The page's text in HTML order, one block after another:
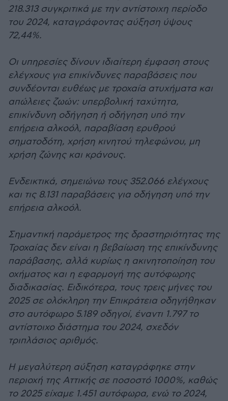
218.313 συγκριτικά με την αντίστοιχη περίοδο
του 2024, καταγράφοντας αύξηση ύψους
72,44%.
Οι υπηρεσίες δίνουν ιδιαίτερη έμφαση στους
ελέγχους για επικίνδυνες παραβάσεις που
συνδέονται ευθέως με τροχαία ατυχήματα και
απώλειες ζωών: υπερβολική ταχύτητα,
επικίνδυνη οδήγηση ή οδήγηση υπό την
επήρεια αλκοόλ, παραβίαση ερυθρού
σηματοδότη, χρήση κινητού τηλεφώνου, μη
χρήση ζώνης και κράνους.
Ενδεικτικά, σημειώνω τους 352.066 ελέγχους
και τις 8.131 παραβάσεις για οδήγηση υπό την
επήρεια αλκοόλ.
Σημαντική παράμετρος της δραστηριότητας της
Τροχαίας δεν είναι η βεβαίωση της επικίνδυνης
παράβασης, αλλά κυρίως η ακινητοποίηση του
οχήματος και η εφαρμογή της αυτόφωρης
διαδικασίας. Ειδικότερα, τους τρεις μήνες του
2025 σε ολόκληρη την Επικράτεια οδηγήθηκαν
στο αυτόφωρο 5.189 οδηγοί, έναντι 1.797 το
αντίστοιχο διάστημα του 2024, σχεδόν
τριπλάσιος αριθμός.
Η μεγαλύτερη αύξηση καταγράφηκε στην
περιοχή της Αττικής σε ποσοστό 1000%, καθώς
το 2025 είχαμε 1.451 αυτόφωρα, ενώ το 2024,